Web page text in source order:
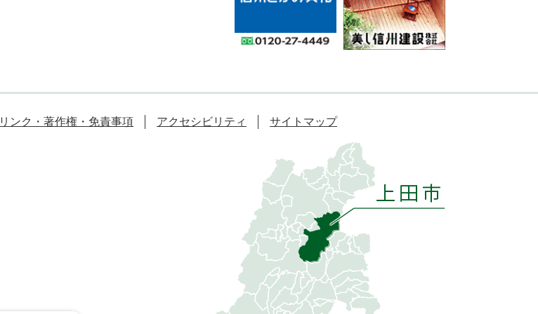
リンク・著作権・免責事項 アクセシビリティ サイトマップ